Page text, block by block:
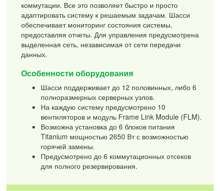
коммутации. Все это позволяет быстро и просто
адаптировать систему к решаемым задачам. Шасси
обеспечивает мониторинг состояния системы,
предоставляя отчеты. Для управления предусмотрена
выделенная сеть, независимая от сети передачи
данных.
Особенности оборудования
Шасси поддерживает до 12 половинных, либо 6
полноразмерных серверных узлов.
На каждую систему предусмотрено 10
вентиляторов и модуль Frame Link Module (FLM).
Возможна установка до 6 блоков питания
Titanium мощностью 2650 Вт с возможностью
горячей замены.
Предусмотрено до 6 коммутационных отсеков
для полного резервирования.